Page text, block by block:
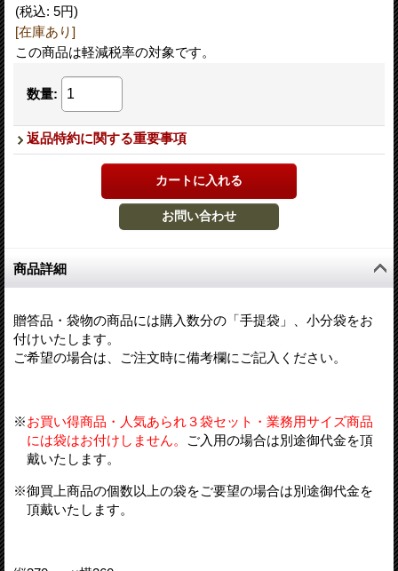
(税込: 5円)
[在庫あり]
この商品は軽減税率の対象です。
数量:
返品特約に関する重要事項
商品詳細
贈答品・袋物の商品には購入数分の「手提袋」、小分袋をお
付けいたします。
ご希望の場合は、ご注文時に備考欄にご記入ください。
※お買い得商品・人気あられ３袋セット・業務用サイズ商品
には袋はお付けしません。
ご入用の場合は別途御代金を頂
戴いたします。
※御買上商品の個数以上の袋をご要望の場合は別途御代金を
頂戴いたします。